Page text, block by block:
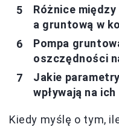
Różnice
a gruntową w
Pompa
oszczędności
Jakie
wpływają na
Kiedy myślę o tym,